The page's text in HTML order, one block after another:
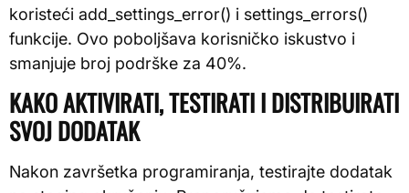
koristeći add_settings_error() i settings_errors()
funkcije. Ovo poboljšava korisničko iskustvo i
smanjuje broj podrške za 40%.
KAKO AKTIVIRATI, TESTIRATI I DISTRIBUIRATI
SVOJ DODATAK
Nakon završetka programiranja, testirajte dodatak